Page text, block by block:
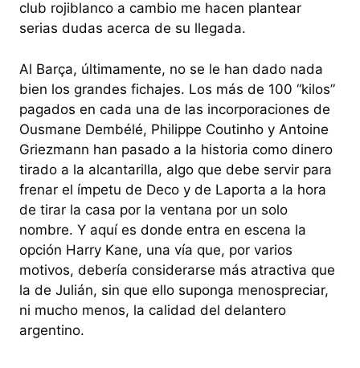
club rojiblanco a cambio me hacen plantear
serias dudas acerca de su llegada.
Al Barça, últimamente, no se le han dado nada
bien los grandes fichajes. Los más de 100 “kilos”
pagados en cada una de las incorporaciones de
Ousmane Dembélé, Philippe Coutinho y Antoine
Griezmann han pasado a la historia como dinero
tirado a la alcantarilla, algo que debe servir para
frenar el ímpetu de Deco y de Laporta a la hora
de tirar la casa por la ventana por un solo
nombre. Y aquí es donde entra en escena la
opción Harry Kane, una vía que, por varios
motivos, debería considerarse más atractiva que
la de Julián, sin que ello suponga menospreciar,
ni mucho menos, la calidad del delantero
argentino.